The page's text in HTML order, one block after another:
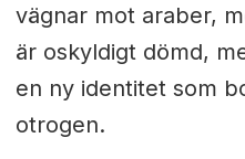
vägnar mot araber,
är oskyldigt dömd,
en ny identitet som
otrogen.